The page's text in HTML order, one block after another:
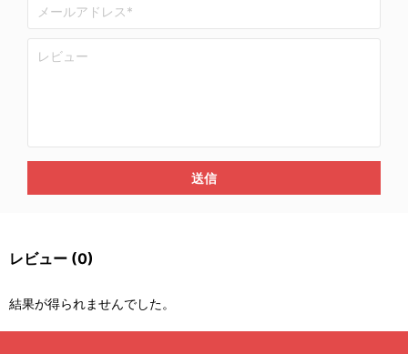
送信
レビュー (0)
結果が得られませんでした。